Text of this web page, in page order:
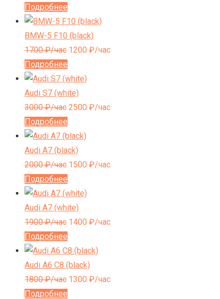
Подробнее
BMW-5 F10 (black)
1700₽/час 1200 ₽/час
Подробнее
Audi S7 (white)
3000₽/час 2500 ₽/час
Подробнее
Audi A7 (black)
2000₽/час 1500 ₽/час
Подробнее
Audi A7 (white)
1900₽/час 1400 ₽/час
Подробнее
Audi A6 C8 (black)
1800₽/час 1300 ₽/час
Подробнее